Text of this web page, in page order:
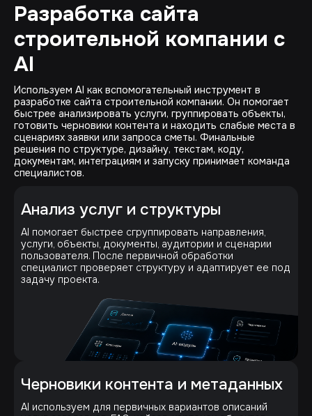
Разработка сайта
строительной компании с
AI
Используем AI как вспомогательный инструмент в
разработке сайта строительной компании. Он помогает
быстрее анализировать услуги, группировать объекты,
готовить черновики контента и находить слабые места в
сценариях заявки или запроса сметы. Финальные
решения по структуре, дизайну, текстам, коду,
документам, интеграциям и запуску принимает команда
специалистов.
Анализ услуг и структуры
AI помогает быстрее сгруппировать направления,
услуги, объекты, документы, аудитории и сценарии
пользователя. После первичной обработки
специалист проверяет структуру и адаптирует ее под
задачу проекта.
Черновики контента и метаданных
AI используем для первичных вариантов описаний